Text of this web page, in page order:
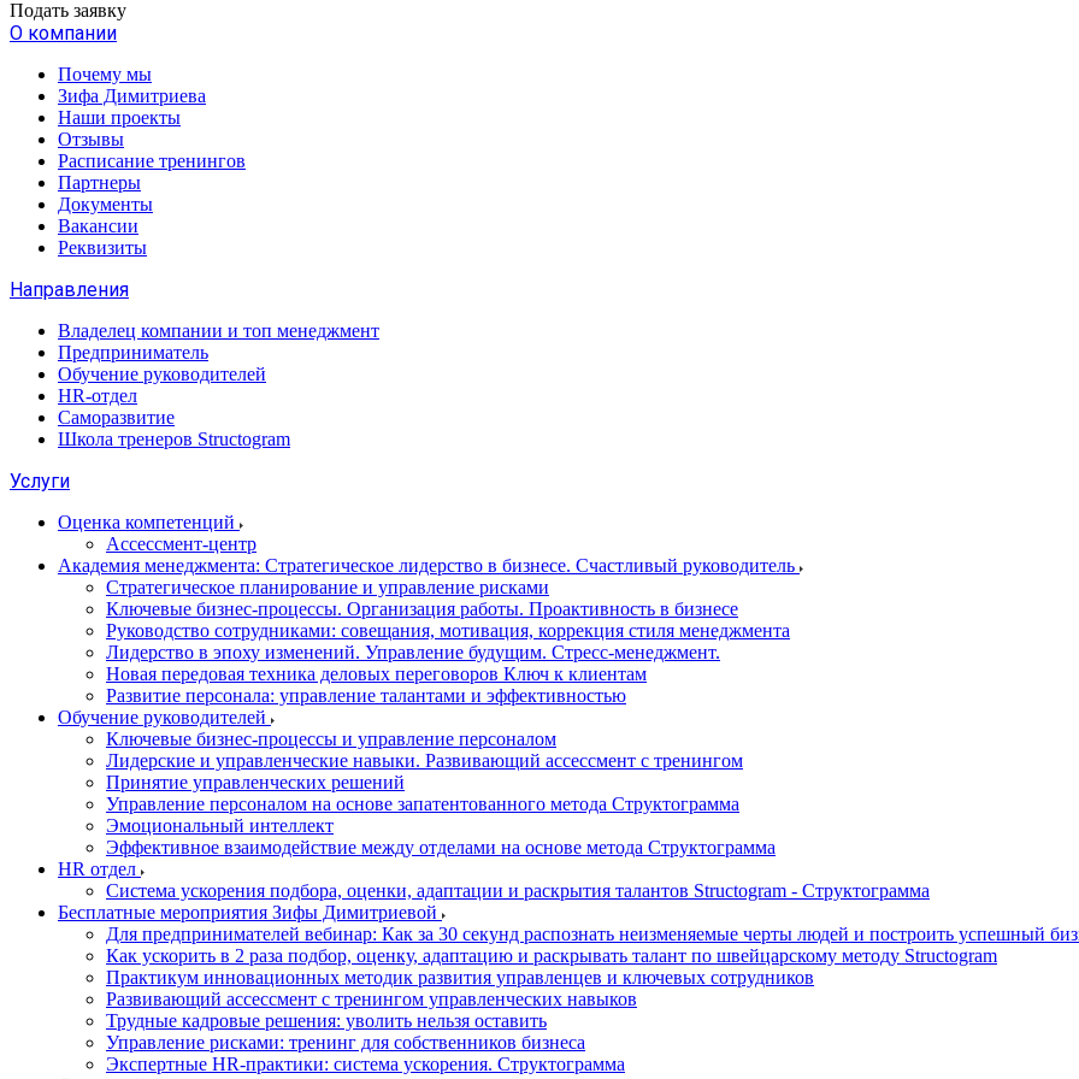
Подать заявку
О компании
Почему мы
Зифа Димитриева
Наши проекты
Отзывы
Расписание тренингов
Партнеры
Документы
Вакансии
Реквизиты
Направления
Владелец компании и топ менеджмент
Предприниматель
Обучение руководителей
HR-отдел
Саморазвитие
Школа тренеров Structogram
Услуги
Оценка компетенций
Ассессмент-центр
Академия менеджмента: Стратегическое лидерство в бизнесе. Счастливый руководитель
Стратегическое планирование и управление рисками
Ключевые бизнес-процессы. Организация работы. Проактивность в бизнесе
Руководство сотрудниками: совещания, мотивация, коррекция стиля менеджмента
Лидерство в эпоху изменений. Управление будущим. Стресс-менеджмент.
Новая передовая техника деловых переговоров Ключ к клиентам
Развитие персонала: управление талантами и эффективностью
Обучение руководителей
Ключевые бизнес-процессы и управление персоналом
Лидерские и управленческие навыки. Развивающий ассессмент с тренингом
Принятие управленческих решений
Управление персоналом на основе запатентованного метода Структограмма
Эмоциональный интеллект
Эффективное взаимодействие между отделами на основе метода Структограмма
HR отдел
Система ускорения подбора, оценки, адаптации и раскрытия талантов Structogram - Структограмма
Бесплатные мероприятия Зифы Димитриевой
Для предпринимателей вебинар: Как за 30 секунд распознать неизменяемые черты людей и построить успешный
Как ускорить в 2 раза подбор, оценку, адаптацию и раскрывать талант по швейцарскому методу Structogram
Практикум инновационных методик развития управленцев и ключевых сотрудников
Развивающий ассессмент с тренингом управленческих навыков
Трудные кадровые решения: уволить нельзя оставить
Управление рисками: тренинг для собственников бизнеса
Экспертные HR-практики: система ускорения. Структограмма